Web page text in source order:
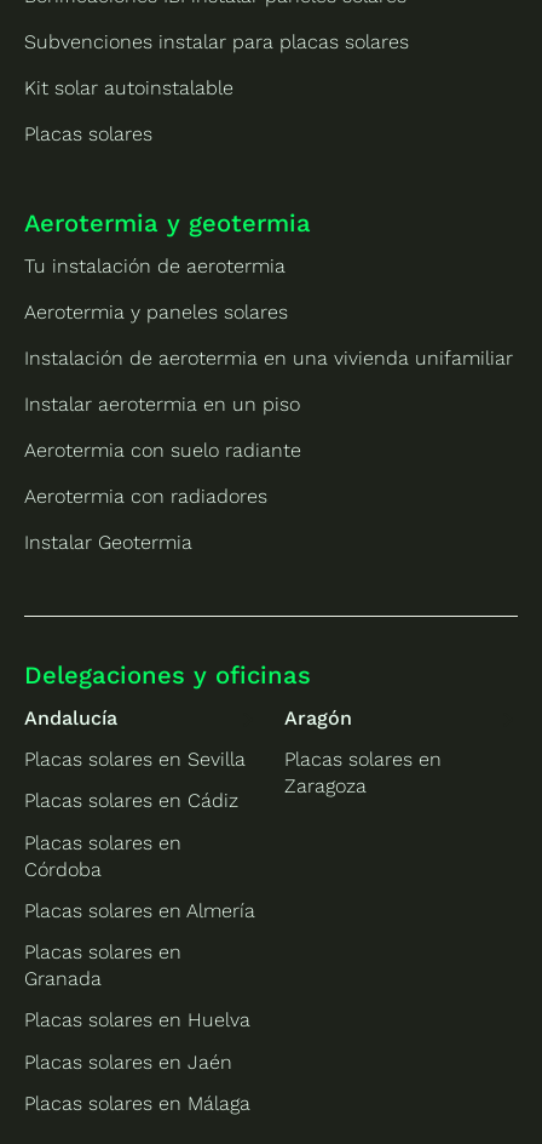
Subvenciones instalar para placas solares
Kit solar autoinstalable
Placas solares
Aerotermia y geotermia
Tu instalación de aerotermia
Aerotermia y paneles solares
Instalación de aerotermia en una vivienda unifamiliar
Instalar aerotermia en un piso
Aerotermia con suelo radiante
Aerotermia con radiadores
Instalar Geotermia
Delegaciones y oficinas
Andalucía
Placas solares en Sevilla
Placas solares en Cádiz
Placas solares en
Córdoba
Placas solares en Almería
Placas solares en
Granada
Placas solares en Huelva
Placas solares en Jaén
Placas solares en Málaga
Aragón
Placas solares en
Zaragoza